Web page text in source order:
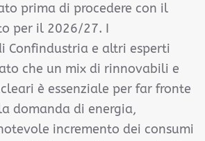
prima di procedere con il
per il 2026/27. I
Confindustria e altri esperti
che un mix di rinnovabili e
è essenziale per far fronte
domanda di energia,
incremento dei consumi